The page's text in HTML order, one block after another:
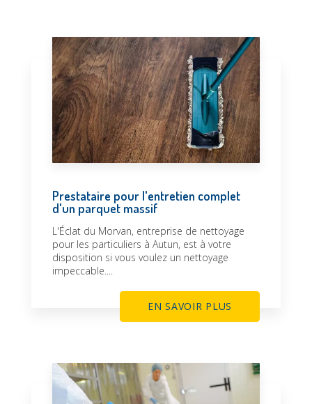
Prestataire pour l'entretien complet
d'un parquet massif
L'Éclat du Morvan, entreprise de nettoyage
pour les particuliers à Autun, est à votre
disposition si vous voulez un nettoyage
impeccable....
EN SAVOIR PLUS